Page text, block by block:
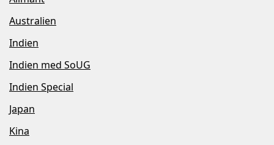
Australien
Indien
Indien med SoUG
Indien Special
Japan
Kina